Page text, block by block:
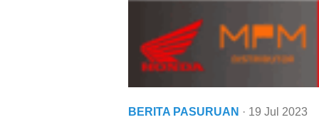
BERITA PASURUAN · 19 Jul 2023